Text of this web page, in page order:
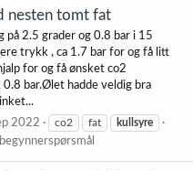
nesten tomt fat
på 2.5 grader og 0.8 bar i 15
trykk , ca 1.7 bar for og få litt
for og få ønsket co2
bar.Ølet hadde veldig bra
2022 co2 fat kullsyre